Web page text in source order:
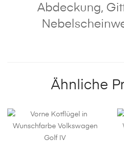
Abdeckung,
Ähnliche